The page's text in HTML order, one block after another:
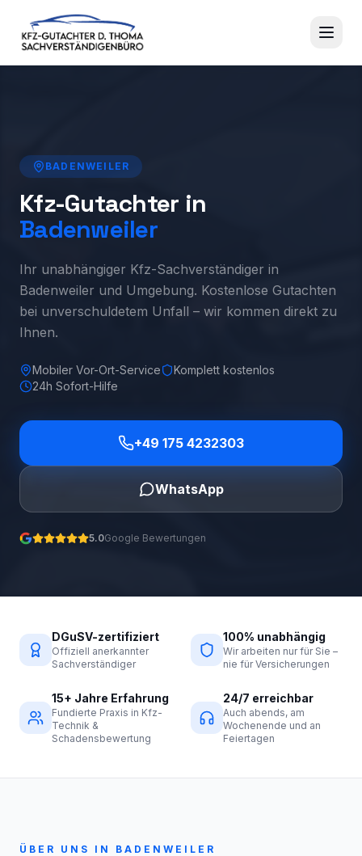
BADENWEILER
Kfz-Gutachter in
Badenweiler
Ihr unabhängiger Kfz-Sachverständiger in
Badenweiler und Umgebung. Kostenlose Gutachten
bei unverschuldetem Unfall – wir kommen direkt zu
Ihnen.
Mobiler Vor-Ort-Service
Komplett kostenlos
24h Sofort-Hilfe
+49 175 4232303
WhatsApp
5.0Google Bewertungen
DGuSV-zertifiziert
Offiziell anerkannter
Sachverständiger
100% unabhängig
Wir arbeiten nur für Sie –
nie für Versicherungen
15+ Jahre Erfahrung
Fundierte Praxis in Kfz-
Technik &
Schadensbewertung
24/7 erreichbar
Auch abends, am
Wochenende und an
Feiertagen
ÜBER UNS IN BADENWEILER